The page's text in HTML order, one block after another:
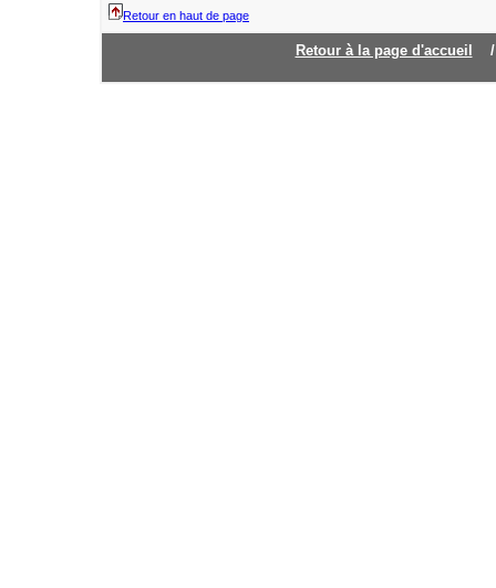
Retour en haut de page
Retour à la page d'accueil